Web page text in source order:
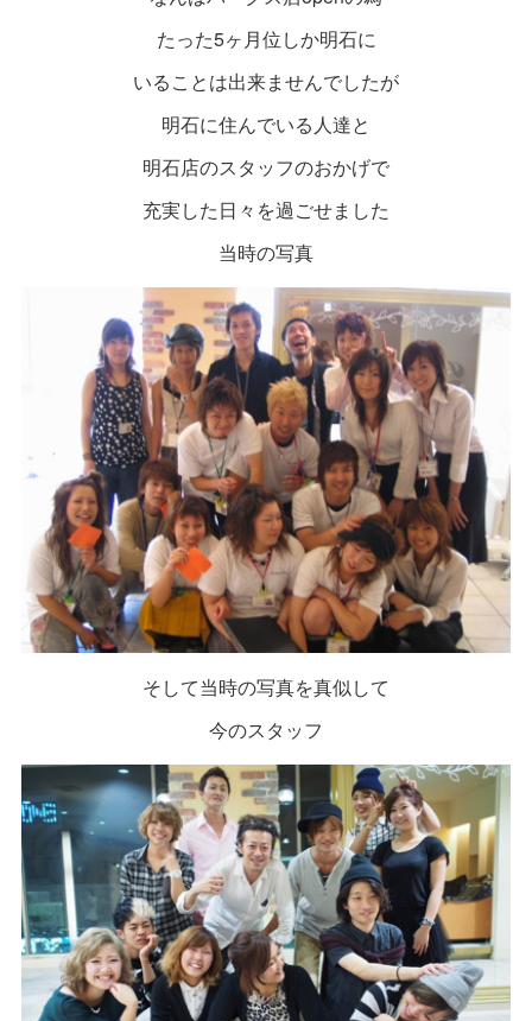
たった5ヶ月位しか明石に
いることは出来ませんでしたが
明石に住んでいる人達と
明石店のスタッフのおかげで
充実した日々を過ごせました
当時の写真
そして当時の写真を真似して
今のスタッフ